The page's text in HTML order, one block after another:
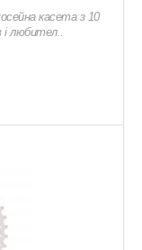
касета з 10
і любител..